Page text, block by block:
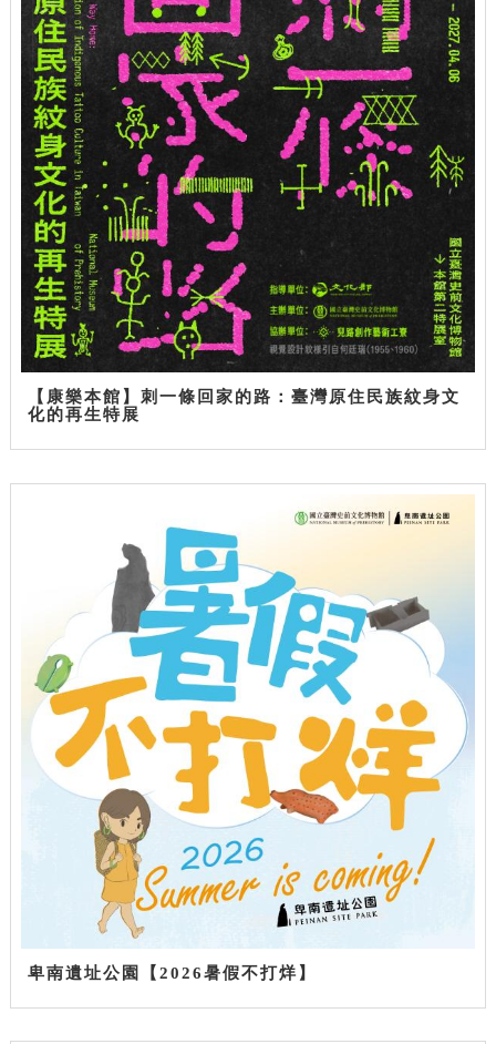
【康樂本館】刺一條回家的路：臺灣原住民族紋身文
化的再生特展
卑南遺址公園【2026暑假不打烊】